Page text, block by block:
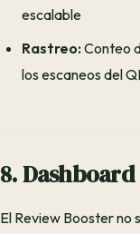
escalable
Rastreo:Conteo
los escaneos del
8.
El Review Booster no